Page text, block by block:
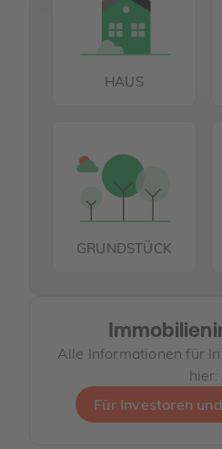
HAUS
GRUNDSTÜCK
Alle Informationen für
hier:
Für Investoren